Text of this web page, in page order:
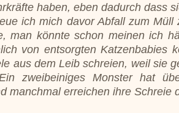
haben, eben dadurch dass
ich mich davor Abfall zum
man könnte schon meinen ich
von entsorgten
aus dem Leib schreien, weil sie
zweibeiniges Monster hat
manchmal erreichen ihre Schreie